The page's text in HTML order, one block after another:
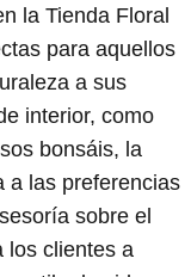
la Tienda Floral
para aquellos
a sus
interior, como
bonsáis, la
a las preferencias
sobre el
los clientes a